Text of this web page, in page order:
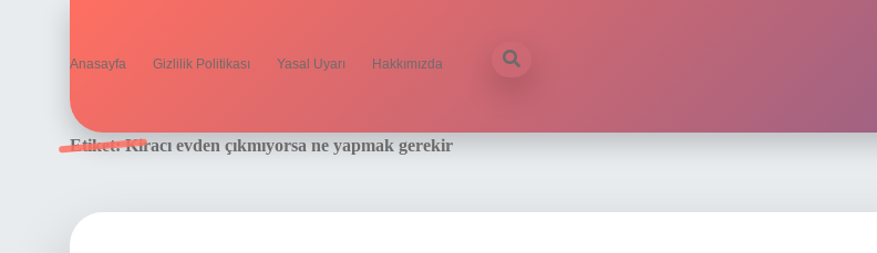
Anasayfa Gizlilik Politikası Yasal Uyarı Hakkımızda
Etiket:Kiracı evden çıkmıyorsa ne yapmak gerekir